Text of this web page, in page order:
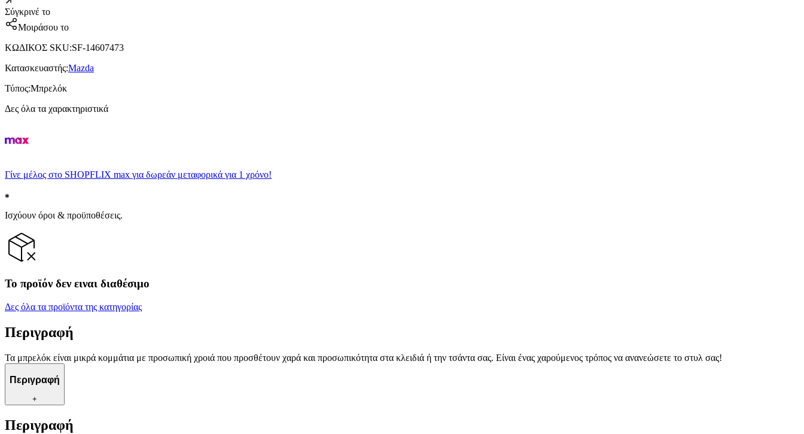
Σύγκρινέ το
Μοιράσου το
ΚΩΔΙΚΟΣ SKU:SF-14607473
Κατασκευαστής:Mazda
Τύπος:Μπρελόκ
Δες όλα τα χαρακτηριστικά
Γίνε μέλος στο SHOPFLIX max για δωρεάν μεταφορικά για 1 χρόνο!
Ισχύουν όροι & προϋποθέσεις.
Το προϊόν δεν ειναι διαθέσιμο
Δες όλα τα προϊόντα της κατηγορίας
Περιγραφή
Τα μπρελόκ είναι μικρά κομμάτια με προσωπική χροιά που προσθέτουν χαρά και προσωπικότητα στα κλειδιά ή την τσάντα σας. Είναι ένας χαρούμενος τρόπος να ανανεώσετε το στυλ σας!
Περιγραφή
+
Περιγραφή